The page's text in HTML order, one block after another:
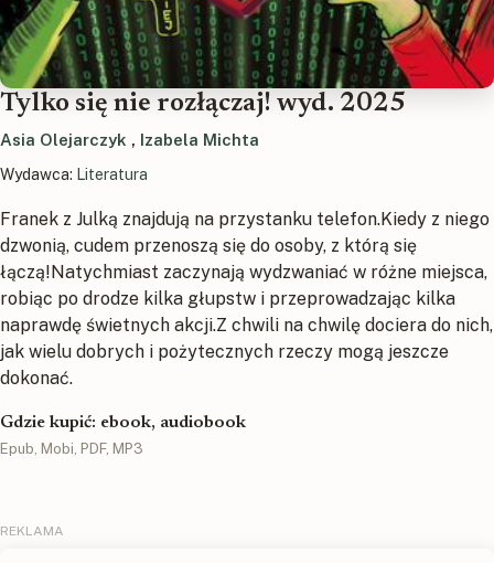
Tylko się nie rozłączaj! wyd. 2025
Asia Olejarczyk , Izabela Michta
Wydawca: Literatura
Franek z Julką znajdują na przystanku telefon.Kiedy z niego
dzwonią, cudem przenoszą się do osoby, z którą się
łączą!Natychmiast zaczynają wydzwaniać w różne miejsca,
robiąc po drodze kilka głupstw i przeprowadzając kilka
naprawdę świetnych akcji.Z chwili na chwilę dociera do nich,
jak wielu dobrych i pożytecznych rzeczy mogą jeszcze
dokonać.
Gdzie kupić: ebook, audiobook
Epub, Mobi, PDF, MP3